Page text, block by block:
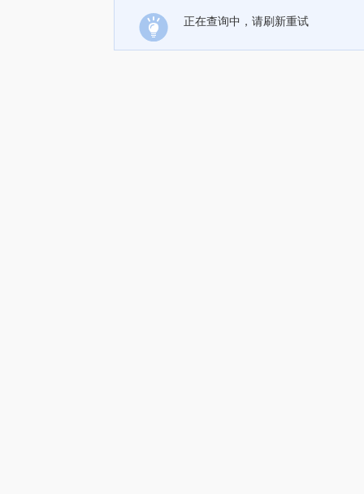
正在查询中，请刷新重试